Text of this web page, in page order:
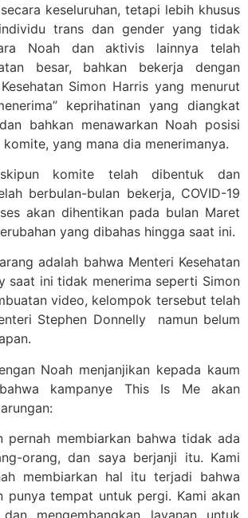
keseluruhan, tetapi lebih khusus
trans dan gender yang tidak
Noah dan aktivis lainnya telah
besar, bahkan bekerja dengan
Simon Harris yang menurut
keprihatinan yang diangkat
bahkan menawarkan Noah posisi
yang mana dia menerimanya.
komite telah dibentuk dan
berbulan-bulan bekerja, COVID-19
akan dihentikan pada bulan Maret
yang dibahas hingga saat ini.
adalah bahwa Menteri Kesehatan
saat ini tidak menerima seperti Simon
video, kelompok tersebut telah
Stephen Donnelly namun belum
Noah menjanjikan kepada kaum
kampanye This Is Me akan
pernah membiarkan bahwa tidak ada
orang, dan saya berjanji itu. Kami
membiarkan hal itu terjadi bahwa
punya tempat untuk pergi. Kami akan